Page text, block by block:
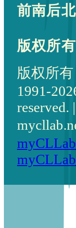
前南后
版权所有
版权所
1991-
reserved.